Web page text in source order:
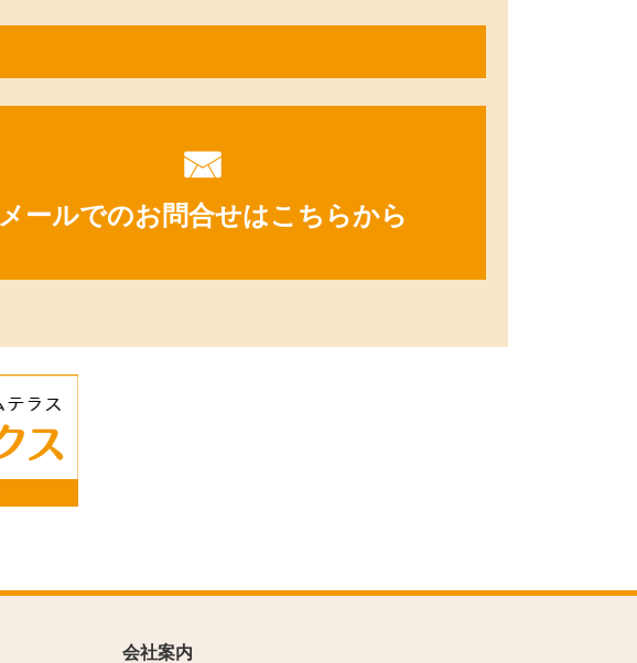
メールでのお問合せはこちらから
会社案内